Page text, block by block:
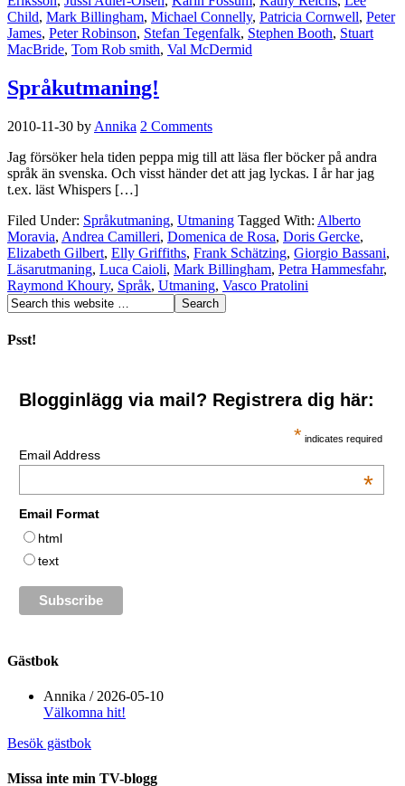
Child, Mark Billingham, Michael Connelly, Patricia Cornwell, Peter
James, Peter Robinson, Stefan Tegenfalk, Stephen Booth, Stuart
MacBride, Tom Rob smith, Val McDermid
Språkutmaning!
2010-11-30 by Annika 2 Comments
Jag försöker hela tiden peppa mig till att läsa fler böcker på andra
språk än svenska. Och visst händer det att jag lyckas. I år har jag
t.ex. läst Whispers […]
Filed Under: Språkutmaning, Utmaning Tagged With: Alberto
Moravia, Andrea Camilleri, Domenica de Rosa, Doris Gercke,
Elizabeth Gilbert, Elly Griffiths, Frank Schätzing, Giorgio Bassani,
Läsarutmaning, Luca Caioli, Mark Billingham, Petra Hammesfahr,
Raymond Khoury, Språk, Utmaning, Vasco Pratolini
Psst!
Blogginlägg via mail? Registrera dig här:
* indicates required
Email Address
*
Email Format
html
text
Gästbok
Annika / 2026-05-10
Välkomna hit!
Besök gästbok
Missa inte min TV-blogg